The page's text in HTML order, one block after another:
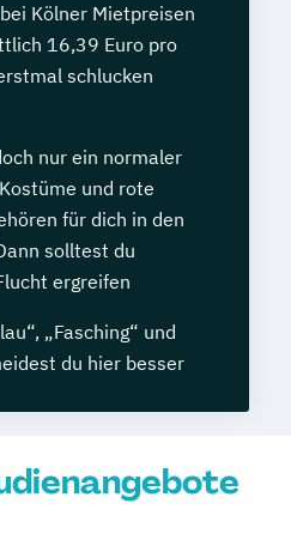
Kölner Mietpreisen
16,39 Euro pro
schlucken
nur ein normaler
und rote
für dich in den
solltest du
ergreifen
„Fasching“ und
du hier besser